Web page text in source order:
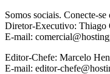
Somos sociais. Conecte-se
Diretor-Executivo: Thiago
E-mail:
Editor-Chefe: Marcelo
E-mail: editor-